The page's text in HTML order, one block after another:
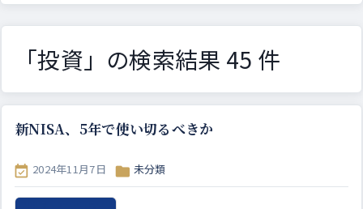

「投資」の検索結果 45 件
新NISA、5年で使い切るべきか
 2024年11月7日  未分類